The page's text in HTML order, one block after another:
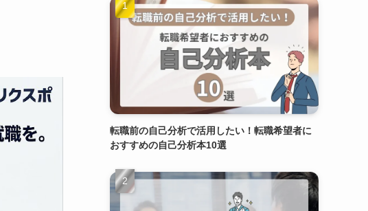
転職前の自己分析で活用したい！転職希望者に
おすすめの自己分析本10選